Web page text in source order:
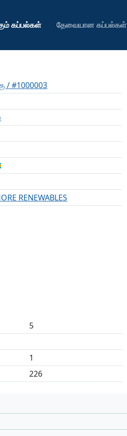
கப்பல்கள் தேவையான கப்பல்கள்
/ #1000003
RENEWABLES
5
1
226